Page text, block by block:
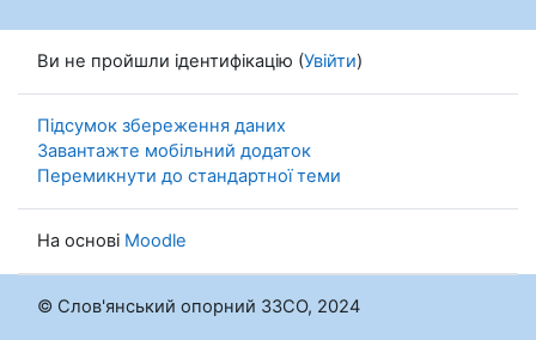
Ви не пройшли ідентифікацію (Увійти)
Підсумок збереження даних
Завантажте мобільний додаток
Перемикнути до стандартної теми
На основі Moodle
© Слов'янський опорний ЗЗСО, 2024